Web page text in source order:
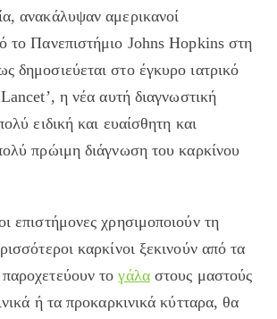
ανακάλυψαν αμερικανοί
το Πανεπιστήμιο Johns Hopkins στη
δημοσιεύεται στο έγκυρο ιατρικό
η νέα αυτή διαγνωστική
ειδική και ευαίσθητη και
πρώιμη διάγνωση του καρκίνου
επιστήμονες χρησιμοποιούν τη
καρκίνοι ξεκινούν από τα
τογάλαστους μαστούς
ή τα προκαρκινικά κύτταρα, θα